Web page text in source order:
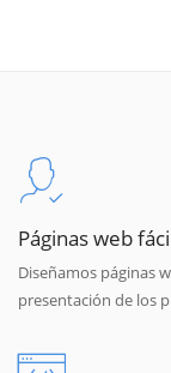
Páginas web
Diseñamos páginas
presentación de los